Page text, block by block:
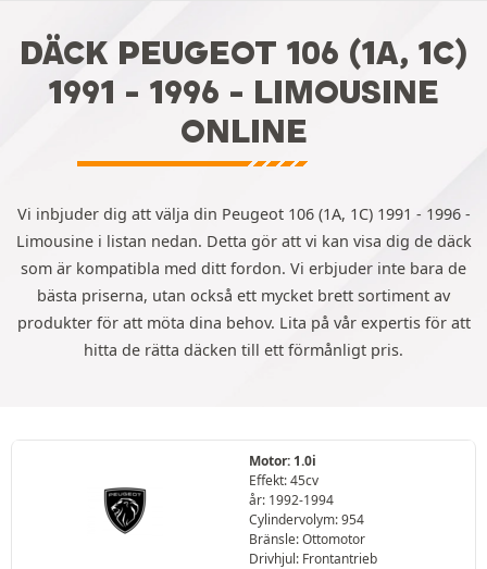
DÄCK PEUGEOT 106 (1A, 1C)
1991 - 1996 - LIMOUSINE
ONLINE
Vi inbjuder dig att välja din Peugeot 106 (1A, 1C) 1991 - 1996 -
Limousine i listan nedan. Detta gör att vi kan visa dig de däck
som är kompatibla med ditt fordon. Vi erbjuder inte bara de
bästa priserna, utan också ett mycket brett sortiment av
produkter för att möta dina behov. Lita på vår expertis för att
hitta de rätta däcken till ett förmånligt pris.
Motor: 1.0i
Effekt: 45cv
år: 1992-1994
Cylindervolym: 954
Bränsle: Ottomotor
Drivhjul: Frontantrieb